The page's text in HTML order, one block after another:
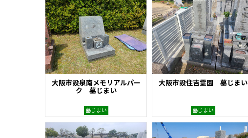
大阪市設泉南メモリアルパー
ク 墓じまい
墓じまい
大阪市設住吉霊園 墓じまい
墓じまい